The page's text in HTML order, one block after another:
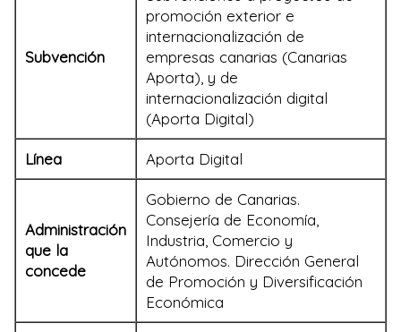
Subvención
promoción exterior e
internacionalización de
empresas canarias (Canarias
Aporta), y de
internacionalización digital
(Aporta Digital)
Línea Aporta Digital
Administración
que la
concede
Gobierno de Canarias.
Consejería de Economía,
Industria, Comercio y
Autónomos. Dirección General
de Promoción y Diversificación
Económica